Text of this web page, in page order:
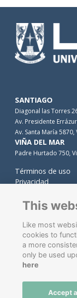
SANTIAGO
Diagonal las Torres
Av. Presidente
Av. Santa María 5870,
VIÑA DEL MAR
Padre Hurtado 750,
Términos de uso
Privacidad
Contacto
Software de
This
Like most
cookies to
a more
only be used
here
Accept